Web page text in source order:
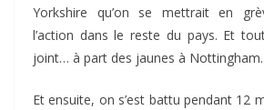
Yorkshire qu’on se mettrait en
l’action dans le reste du pays. Et
joint… à part des jaunes à Nottingham.
Et ensuite, on s’est battu pendant 12